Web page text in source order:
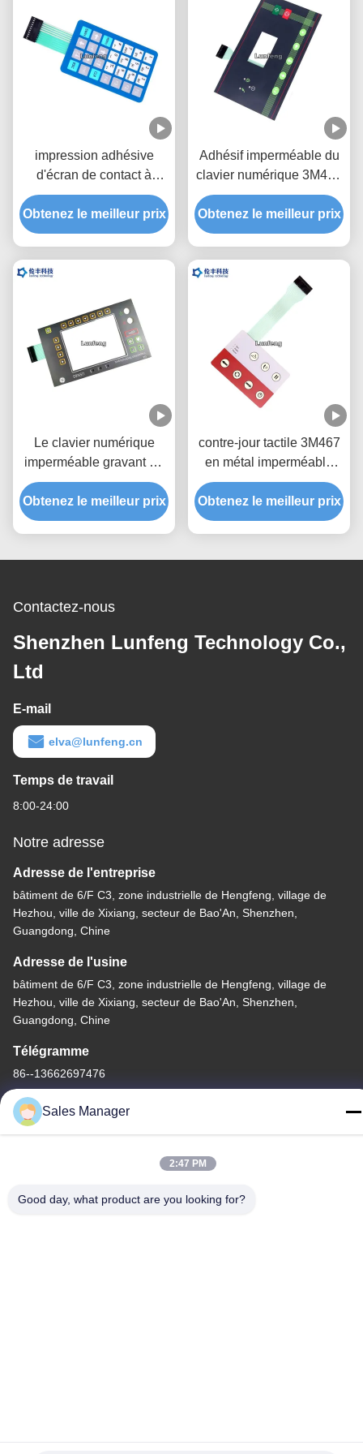
impression adhésive
d'écran de contact à
membrane de dôme en
métal de l'arrière 3M468
Obtenez le meilleur prix
Adhésif imperméable du
clavier numérique 3M468
de membrane de LED de
fenêtre transparente
d'affichage à cristaux
Obtenez le meilleur prix
Le clavier numérique
imperméable gravant en
refief LED de membrane
de commutateur éclairent
la fenêtre à contre-jour
liquides
Obtenez le meilleur prix
contre-jour tactile 3M467
en métal imperméable
LED de contact à
membrane
Obtenez le meilleur prix
Contactez-nous
Shenzhen Lunfeng Technology Co.,
Ltd
E-mail
elva@lunfeng.cn
Temps de travail
8:00-24:00
Notre adresse
Adresse de l'entreprise
bâtiment de 6/F C3, zone industrielle de Hengfeng, village de
Hezhou, ville de Xixiang, secteur de Bao'An, Shenzhen,
Guangdong, Chine
Adresse de l'usine
bâtiment de 6/F C3, zone industrielle de Hengfeng, village de
Hezhou, ville de Xixiang, secteur de Bao'An, Shenzhen,
Guangdong, Chine
Télégramme
86--13662697476
Chine Bonne qualité Contact à membrane de dôme en métal Le
les droits réservés.
Sales Manager
2:47 PM
Good day, what product are you looking for?